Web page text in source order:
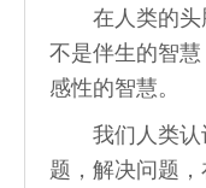
在人类的头脑
不是伴生的智
感性的智慧。
我们人类认
题，解决问题，